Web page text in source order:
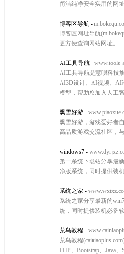
简洁纯净安全实用的网
博客区导航 -
博客区网址导航
更方便查询网站网址。
AI工具导航 - www.tools-
AI工具导航是慧呗科技
AI3D设计、AI视频、AI
模型，帮助您加入人工
飘雪好游 -
飘雪好游，游戏爱好者
高品质游戏交流社区，
windows7 -
第一系统下载站分享最
净版系统，同时提供装
系统之家 -
系统之家分享最新的
统，同时提供装机必备
菜鸟教程 -
菜鸟教程
PHP、Bootstrap、Java